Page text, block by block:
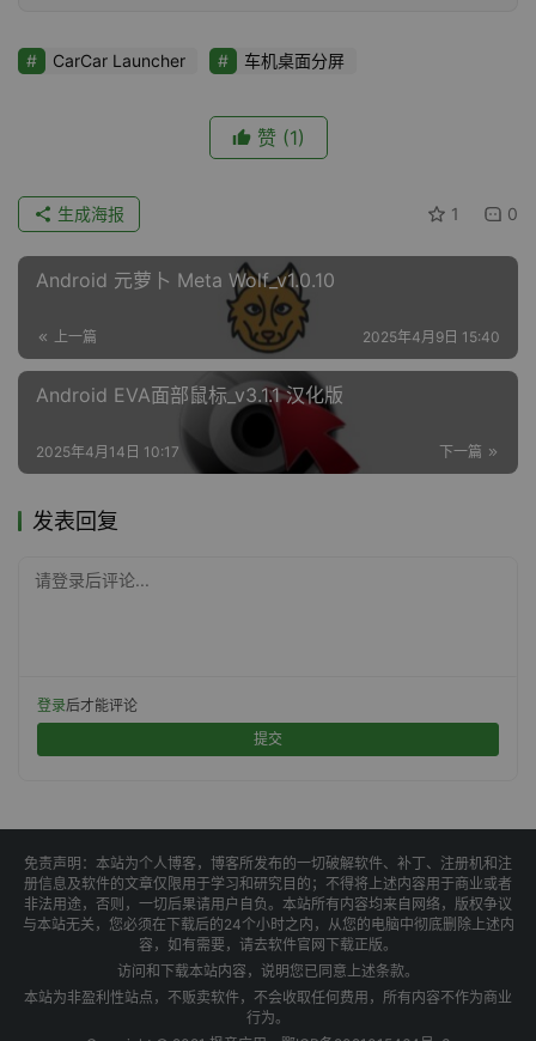
CarCar Launcher 车机桌面分屏
赞 (1)
1 0
生成海报
Android 元萝卜 Meta Wolf_v1.0.10
上一篇 2025年4月9日 15:40
Android EVA面部鼠标_v3.1.1 汉化版
下一篇
2025年4月14日 10:17
发表回复
请登录后评论...
登录后才能评论
提交
免责声明：本站为个人博客，博客所发布的一切破解软件、补丁、注册机和注
册信息及软件的文章仅限用于学习和研究目的；不得将上述内容用于商业或者
非法用途，否则，一切后果请用户自负。本站所有内容均来自网络，版权争议
与本站无关，您必须在下载后的24个小时之内，从您的电脑中彻底删除上述内
容，如有需要，请去软件官网下载正版。
访问和下载本站内容，说明您已同意上述条款。
本站为非盈利性站点，不贩卖软件，不会收取任何费用，所有内容不作为商业
行为。